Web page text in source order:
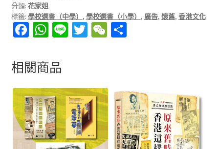
分類: 花家姐
標籤: 學校選書（中學） , 學校選書（小學） , 廣告, 懷舊, 香港文化
Fa
b
o
o
k
W
at
sA
p
p
Li T W
at
分
相關商品